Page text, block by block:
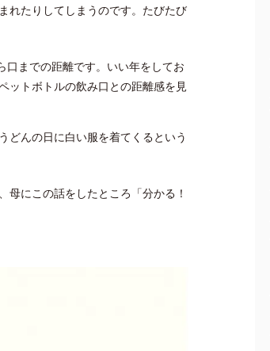
れたりしてしまうのです。たびたび
までの距離です。いい年をしてお
ットボトルの飲み口との距離感を見
どんの日に白い服を着てくるという
にこの話をしたところ「分かる！